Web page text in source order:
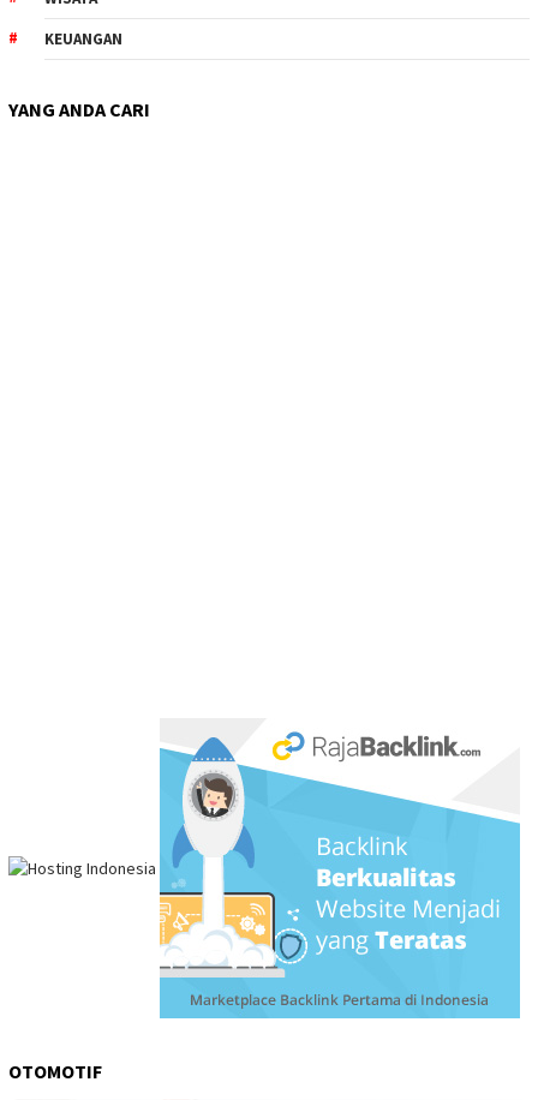
KEUANGAN
YANG ANDA CARI
OTOMOTIF